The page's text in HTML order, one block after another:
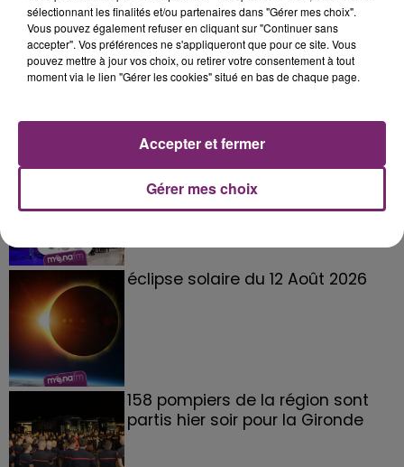
La Bulle - Guinguette éphémère
de Frelinghien !
éclipse solaire du 12 Août 2026
158 pompiers de la région sont
partis hier soir pour la Gironde
sélectionnant les finalités et/ou partenaires dans "Gérer mes choix".
Vous pouvez également refuser en cliquant sur "Continuer sans
accepter". Vos préférences ne s'appliqueront que pour ce site. Vous
pouvez mettre à jour vos choix, ou retirer votre consentement à tout
moment via le lien "Gérer les cookies" situé en bas de chaque page.
Gérer mes choix
Accepter et fermer